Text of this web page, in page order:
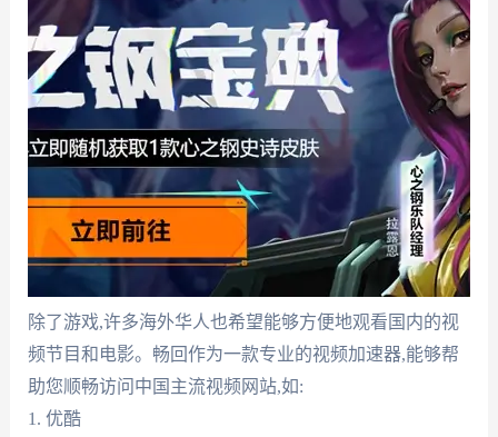
除了游戏,许多海外华人也希望能够方便地观看国内的视
频节目和电影。畅回作为一款专业的视频加速器,能够帮
助您顺畅访问中国主流视频网站,如:
1. 优酷